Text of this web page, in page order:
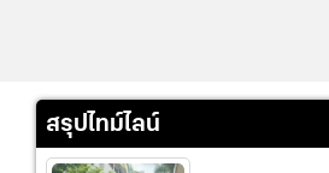
สรุปไทม์ไลน์